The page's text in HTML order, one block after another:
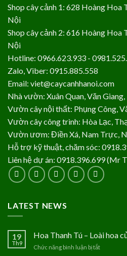
Shop cây cảnh 1: 628 Hoàng Hoa
Nội
Shop cây cảnh 2: 616 Hoàng Hoa
Nội
Hotline: 0966.623.933 -
Zalo, Viber: 0915.885.558
Email: viet@caycanhhanoi.com
Nhà vườn: Xuân Quan, Văn
Vườn cây nội thất: Phụng Công,
Vườn cây công trình: Hòa Lạc,
Vườn ươm: Điền Xá, Nam Trực,
Hỗ trợ kỹ thuật, chăm sóc:
Liên hệ dự án: 0918.396.699 (Mr
LATEST NEWS
19
Th9
Hoa Thanh Tú – Loài hoa
Chức năng bình luận bị tắt